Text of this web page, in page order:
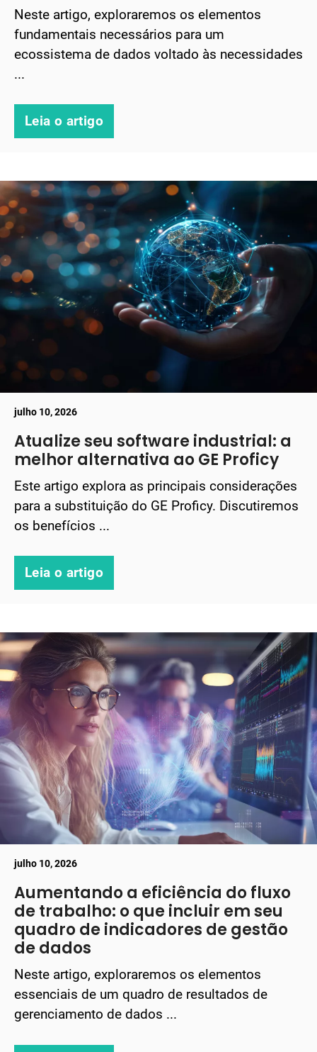
Neste artigo, exploraremos os elementos
fundamentais necessários para um
ecossistema de dados voltado às necessidades
...
Leia o artigo
julho 10, 2026
Atualize seu software industrial: a
melhor alternativa ao GE Proficy
Este artigo explora as principais considerações
para a substituição do GE Proficy. Discutiremos
os benefícios ...
Leia o artigo
julho 10, 2026
Aumentando a eficiência do fluxo
de trabalho: o que incluir em seu
quadro de indicadores de gestão
de dados
Neste artigo, exploraremos os elementos
essenciais de um quadro de resultados de
gerenciamento de dados ...